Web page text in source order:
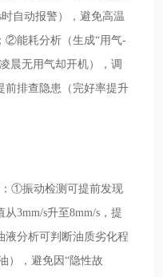
自动报警），避免高温
②能耗分析（生成“用气-
晨无用气却开机），调
排查隐患（完好率提升
①振动检测可提前发现
3mm/s升至8mm/s，提
分析可判断油质劣化程
），避免因“隐性故